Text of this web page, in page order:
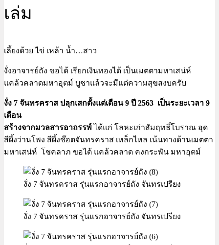
เล่ม
เลี้ยงด้วย ไข่ เหล้า น้ำ…สาว
งั่งอาจารย์ถัง ขอได้ เรียกเงินทองได้ เป็นเมตตามหาเสน่ห์
แคล้วคลาดมหาอุตม์ บูชาแล้วจะมีแต่ความสุขสงบครับ
งั่ง 7 จันทรคราส ปลุกเสกตั้งแต่เดือน 9 ปี 2563 เป็นระยะเวลา 9
เดือน
สร้างจากมวลสารอาถรรพ์ได้แก่ โลหะเก่าสัมฤทธิ์โบราณ อุด
สีผึ้งว่านโพง สีผึ้งช๊อตจันทรคราส เหล็กไหล เน้นทางด้านเมตตา
มหาเสน่ห์ โชคลาภ ขอได้ แคล้วคลาด คงกระพัน มหาอุตม์
งั่ง 7 จันทรคราส รุ่นแรกอาจารย์ถัง จันทรเปรียง
งั่ง 7 จันทรคราส รุ่นแรกอาจารย์ถัง จันทรเปรียง